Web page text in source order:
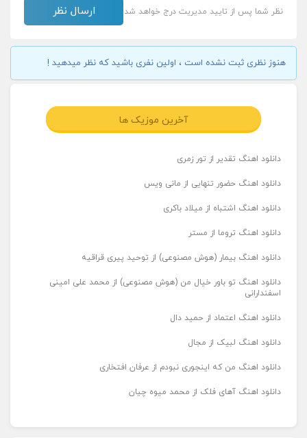
نظر شما پس از تایید مدیریت درج خواهد شد
هنوز نظری ثبت نشده است ، اولین نفری باشید که نظر میدهید !
آخرین موزیک ها
دانلود اهنگ تقدیر از تور زمری
دانلود اهنگ حضور تنهایی از مانی ویس
دانلود اهنگ اشتباه از میلاد باکری
دانلود اهنگ تروما از مستر
دانلود اهنگ بیمار (هوش مصنوعی) از توحید پیری قراقیه
دانلود اهنگ تو باور خیال من (هوش مصنوعی) از محمد علی امینی
اسفندارانی
دانلود اهنگ اعتماد از حمید دال
دانلود اهنگ لبیک از مجال
دانلود اهنگ من که اینجوری نبودم از عرفان افتخاری
دانلود اهنگ آهای فلک از محمد میوه چیان